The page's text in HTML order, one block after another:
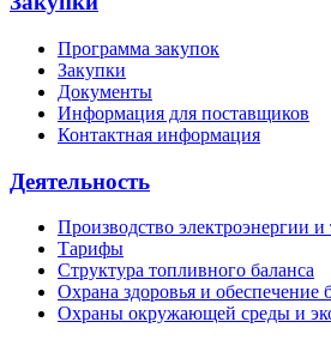
Программа закупок
Закупки
Документы
Информация для поставщиков
Контактная информация
Деятельность
Производство электроэнергии и
Тарифы
Структура топливного баланса
Охрана здоровья и обеспечение
Охраны окружающей среды и